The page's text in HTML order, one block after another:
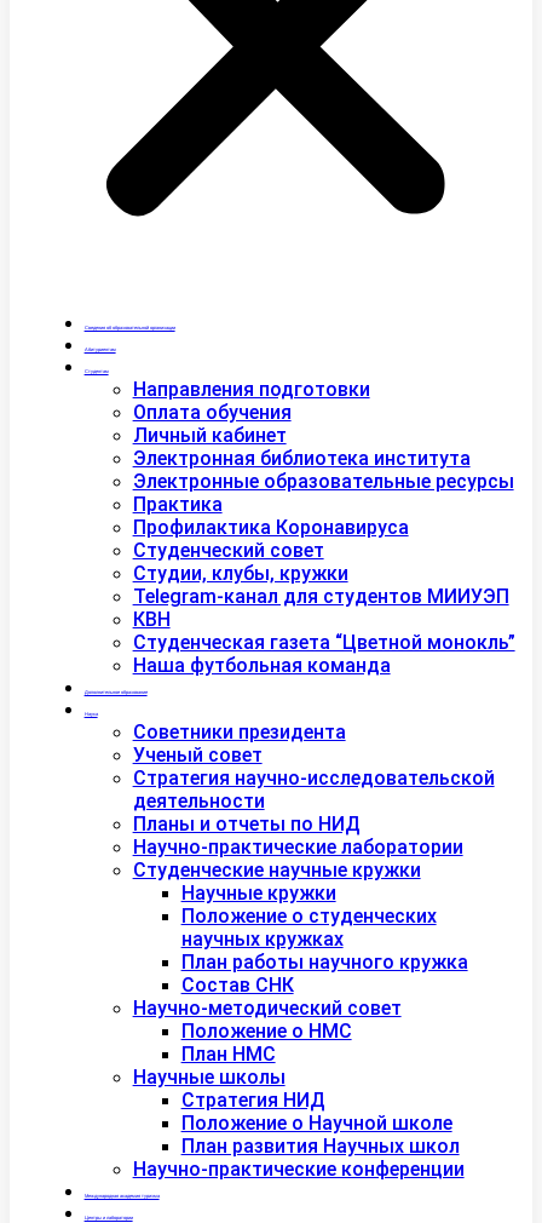
Сведения об образовательной организации
Абитуриентам
Студентам
Направления подготовки
Оплата обучения
Личный кабинет
Электронная библиотека института
Электронные образовательные ресурсы
Практика
Профилактика Коронавируса
Студенческий совет
Студии, клубы, кружки
Telegram-канал для студентов МИИУЭП
КВН
Студенческая газета “Цветной монокль”
Наша футбольная команда
Дополнительное образование
Наука
Советники президента
Ученый совет
Стратегия научно-исследовательской
деятельности
Планы и отчеты по НИД
Научно-практические лаборатории
Студенческие научные кружки
Научные кружки
Положение о студенческих
научных кружках
План работы научного кружка
Состав СНК
Научно-методический совет
Положение о НМС
План НМС
Научные школы
Стратегия НИД
Положение о Научной школе
План развития Научных школ
Научно-практические конференции
Международная академия туризма
Центры и лаборатории